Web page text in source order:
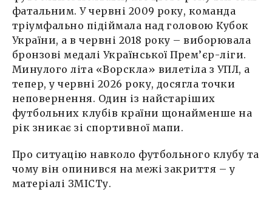
фатальним. У червні 2009 року, команда
тріумфально підіймала над головою Кубок
України, а в червні 2018 року – виборювала
бронзові медалі Української Прем’єр-ліги.
Минулого літа «Ворскла» вилетіла з УПЛ, а
тепер, у червні 2026 року, досягла точки
неповернення. Один із найстаріших
футбольних клубів країни щонайменше на
рік зникає зі спортивної мапи.
Про ситуацію навколо футбольного клубу та
чому він опинився на межі закриття – у
матеріалі ЗМІСТу.